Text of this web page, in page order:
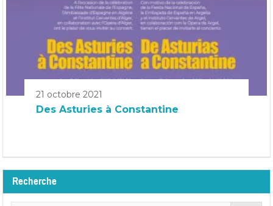
21 octobre 2021
Des Asturies à Constantine
Recherche